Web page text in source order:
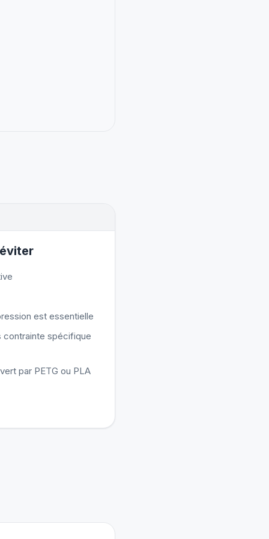
est essentielle
contrainte spécifique
par PETG ou PLA